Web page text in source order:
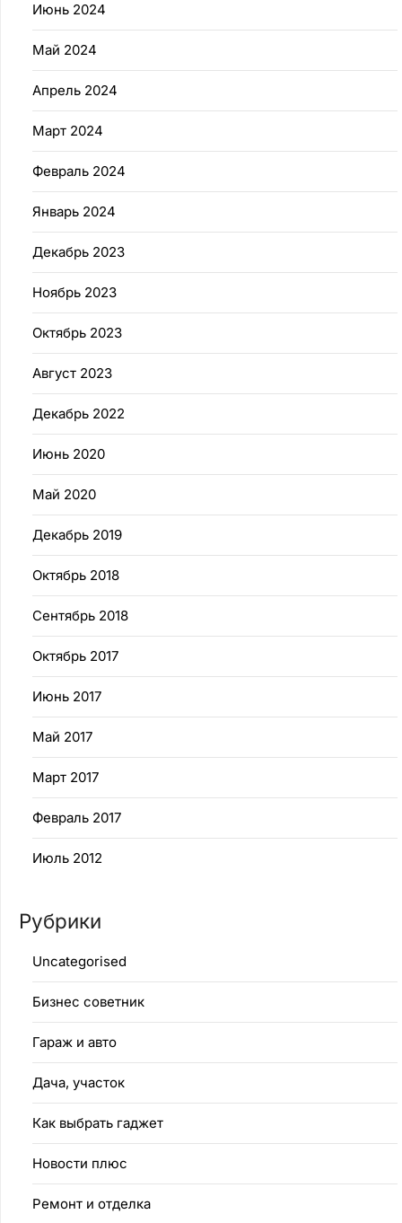
Июнь 2024
Май 2024
Апрель 2024
Март 2024
Февраль 2024
Январь 2024
Декабрь 2023
Ноябрь 2023
Октябрь 2023
Август 2023
Декабрь 2022
Июнь 2020
Май 2020
Декабрь 2019
Октябрь 2018
Сентябрь 2018
Октябрь 2017
Июнь 2017
Май 2017
Март 2017
Февраль 2017
Июль 2012
Рубрики
Uncategorised
Бизнес советник
Гараж и авто
Дача, участок
Как выбрать гаджет
Новости плюс
Ремонт и отделка